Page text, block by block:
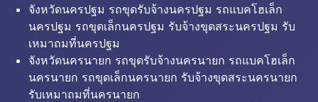
จังหวัดนครปฐม รถขุดรับจ้างนครปฐม รถแบคโฮเล็ก
นครปฐม รถขุดเล็กนครปฐม รับจ้างขุดสระนครปฐม รับ
เหมาถมที่นครปฐม
จังหวัดนครนายก รถขุดรับจ้างนครนายก รถแบคโฮเล็ก
นครนายก รถขุดเล็กนครนายก รับจ้างขุดสระนครนายก
รับเหมาถมที่นครนายก